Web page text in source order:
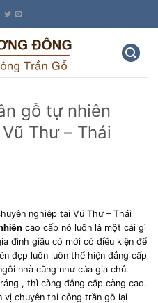
gỗ tự nhiên
Thư – Thái
nghiệp tại Vũ Thư – Thái
cao cấp nó luôn là một cái gì
đình giầu có mới có điều kiện để
đẹp luôn luôn thể hiện đẳng cấp
nhà cũng như của gia chủ.
, thì càng đẳng cấp càng cao.
vị chuyên thi công trần gỗ lại